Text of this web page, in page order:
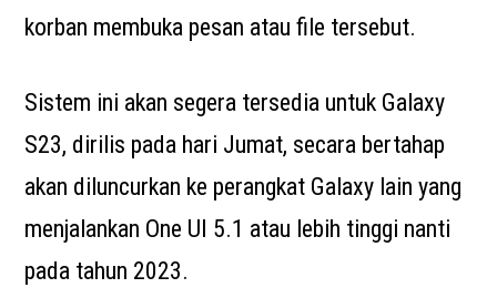
korban membuka pesan atau file tersebut.
Sistem ini akan segera tersedia untuk Galaxy
S23, dirilis pada hari Jumat, secara bertahap
akan diluncurkan ke perangkat Galaxy lain yang
menjalankan One UI 5.1 atau lebih tinggi nanti
pada tahun 2023.